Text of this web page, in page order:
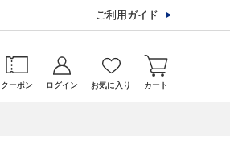
ご利用ガイド
クーポン ログイン お気に入り カート